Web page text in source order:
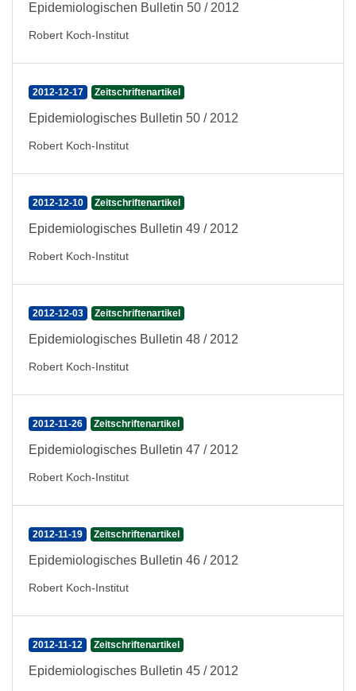
Epidemiologischen Bulletin 50 / 2012
Robert Koch-Institut
2012-12-17 Zeitschriftenartikel
Epidemiologisches Bulletin 50 / 2012
Robert Koch-Institut
2012-12-10 Zeitschriftenartikel
Epidemiologisches Bulletin 49 / 2012
Robert Koch-Institut
2012-12-03 Zeitschriftenartikel
Epidemiologisches Bulletin 48 / 2012
Robert Koch-Institut
2012-11-26 Zeitschriftenartikel
Epidemiologisches Bulletin 47 / 2012
Robert Koch-Institut
2012-11-19 Zeitschriftenartikel
Epidemiologisches Bulletin 46 / 2012
Robert Koch-Institut
2012-11-12 Zeitschriftenartikel
Epidemiologisches Bulletin 45 / 2012